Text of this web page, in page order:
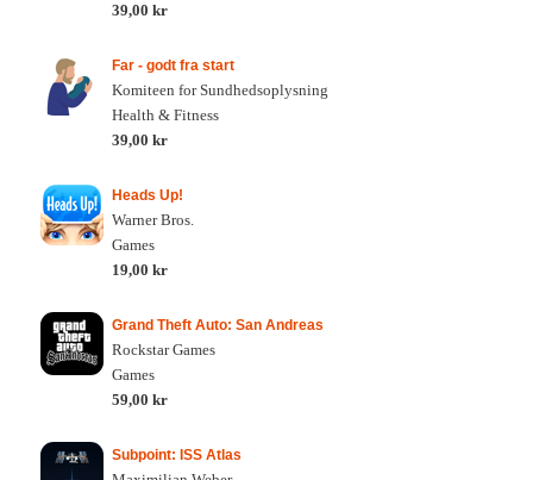
39,00 kr
Far - godt fra start
Komiteen for Sundhedsoplysning
Health & Fitness
39,00 kr
Heads Up!
Warner Bros.
Games
19,00 kr
Grand Theft Auto: San Andreas
Rockstar Games
Games
59,00 kr
Subpoint: ISS Atlas